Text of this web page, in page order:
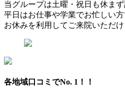
当グループは土曜・祝日も休まず
平日はお仕事や学業でお忙しい
お休みを利用してご来院いただけ
各地域口コミでNo. 1！！